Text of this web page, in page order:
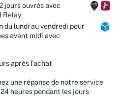
jours ouvrés avec
Relay.
du lundi au vendredi pour
avant midi avec
après l'achat
une réponse de notre service
heures pendant les jours